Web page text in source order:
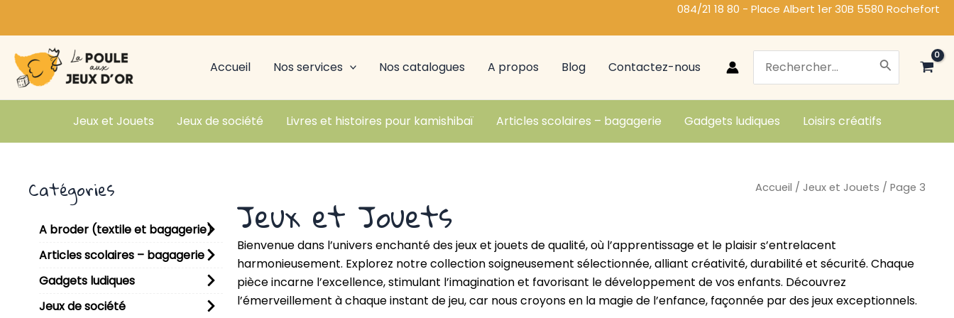
084/21 18 80 - Place Albert 1er 30B 5580 Rochefort
Accueil Nos services Nos catalogues A propos Blog Contactez-nous
Search
Jeux et Jouets Jeux de société Livres et histoires pour kamishibaï Articles scolaires – bagagerie Gadgets ludiques Loisirs créatifs
Catégories
A broder (textile et bagagerie)
Articles scolaires – bagagerie
Gadgets ludiques
Jeux de société
Accueil / Jeux et Jouets / Page 3
Jeux et Jouets
Bienvenue dans l’univers enchanté des jeux et jouets de qualité, où l’apprentissage et le plaisir s’entrelacent
harmonieusement. Explorez notre collection soigneusement sélectionnée, alliant créativité, durabilité et sécurité. Chaque
pièce incarne l’excellence, stimulant l’imagination et favorisant le développement de vos enfants. Découvrez
l’émerveillement à chaque instant de jeu, car nous croyons en la magie de l’enfance, façonnée par des jeux exceptionnels.